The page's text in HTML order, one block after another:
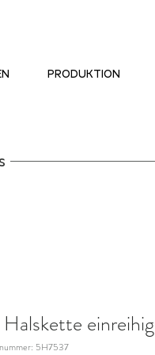
PRODUKTION
einreihig
5H7537